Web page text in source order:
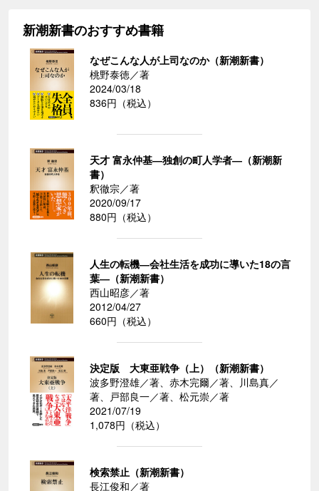
新潮新書のおすすめ書籍
なぜこんな人が上司なのか（新潮新書）
桃野泰徳／著
2024/03/18
836円（税込）
天才 富永仲基―独創の町人学者―（新潮新
書）
釈徹宗／著
2020/09/17
880円（税込）
人生の転機―会社生活を成功に導いた18の言
葉―（新潮新書）
西山昭彦／著
2012/04/27
660円（税込）
決定版 大東亜戦争（上）（新潮新書）
波多野澄雄／著、赤木完爾／著、川島真／
著、戸部良一／著、松元崇／著
2021/07/19
1,078円（税込）
検索禁止（新潮新書）
長江俊和／著